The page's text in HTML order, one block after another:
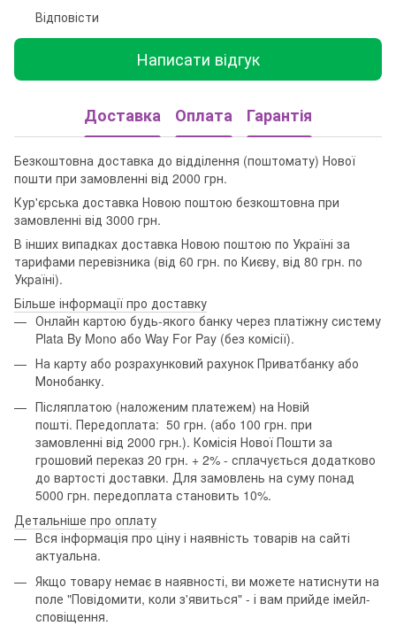
Відповісти
Написати відгук
Доставка Оплата Гарантія
Безкоштовна доставка до відділення (поштомату) Нової
пошти при замовленні від 2000 грн.
Кур'єрська доставка Новою поштою безкоштовна при
замовленні від 3000 грн.
В інших випадках доставка Новою поштою по Україні за
тарифами перевізника (від 60 грн. по Києву, від 80 грн. по
Україні).
Більше інформації про доставку
Онлайн картою будь-якого банку через платіжну систему
Plata By Mono або Way For Pay (без комісії).
На карту або розрахунковий рахунок Приватбанку або
Монобанку.
Післяплатою (наложеним платежем) на Новій
пошті. Передоплата: 50 грн. (або 100 грн. при
замовленні від 2000 грн.). Комісія Нової Пошти за
грошовий переказ 20 грн. + 2% - сплачується додатково
до вартості доставки. Для замовлень на суму понад
5000 грн. передоплата становить 10%.
Детальніше про оплату
Вся інформація про ціну і наявність товарів на сайті
актуальна.
Якщо товару немає в наявності, ви можете натиснути на
поле "Повідомити, коли з'явиться" - і вам прийде імейл-
сповіщення.